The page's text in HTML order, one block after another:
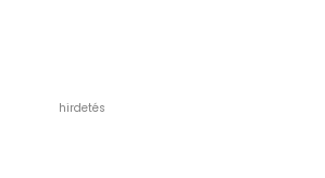
hirdetés